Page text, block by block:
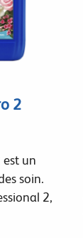
2
est un
soin.
2,